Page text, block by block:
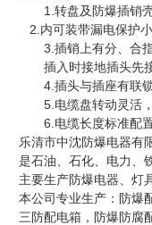
1.转盘及防爆插销壳
2.内可装带漏电保护
3.插销上有分、合指
插入时接地插头先接
4.插头与插座有联锁
5.电缆盘转动灵活，
6.电缆长度标准配置
乐清市中沈防爆电器有
是石油、石化、电力、
主要生产防爆电器、灯
本公司专业生产：防爆
三防配电箱，防爆防腐